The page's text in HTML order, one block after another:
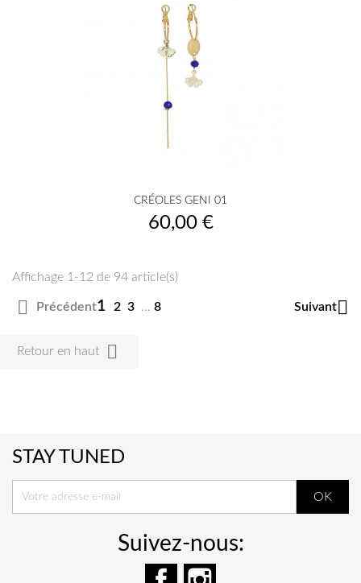
CRÉOLES GENI 01
Prix
60,00 €
Affichage 1-12 de 94 article(s)
 Précédent1 2 3 … 8 Suivant
Retour en haut 
STAY TUNED
Suivez-nous:
Facebook